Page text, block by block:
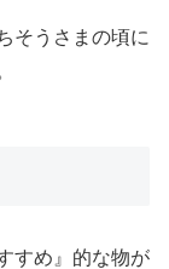
そうさまの頃に
すめ』的な物が